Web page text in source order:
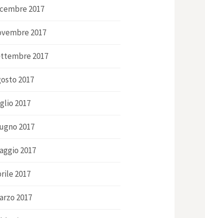
2017
2017
2017
2017
2017
2017
2017
2017
2017